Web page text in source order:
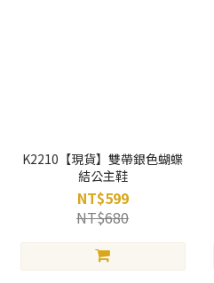
K2210【現貨】雙帶銀色蝴蝶
結公主鞋
NT$599
NT$680